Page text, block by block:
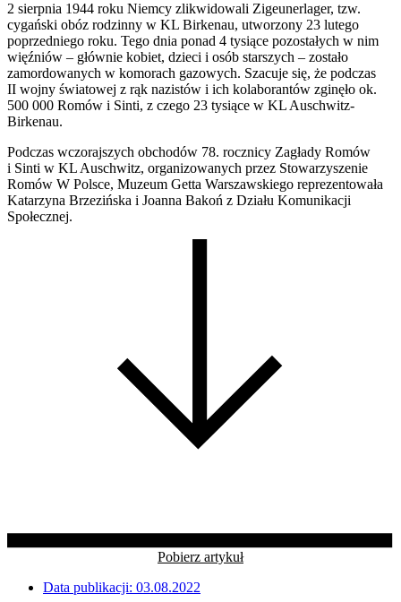
2 sierpnia 1944 roku Niemcy zlikwidowali Zigeunerlager, tzw.
cygański obóz rodzinny w KL Birkenau, utworzony 23 lutego
poprzedniego roku. Tego dnia ponad 4 tysiące pozostałych w nim
więźniów – głównie kobiet, dzieci i osób starszych – zostało
zamordowanych w komorach gazowych. Szacuje się, że podczas
II wojny światowej z rąk nazistów i ich kolaborantów zginęło ok.
500 000 Romów i Sinti, z czego 23 tysiące w KL Auschwitz-
Birkenau.
Podczas wczorajszych obchodów 78. rocznicy Zagłady Romów
i Sinti w KL Auschwitz, organizowanych przez Stowarzyszenie
Romów W Polsce, Muzeum Getta Warszawskiego reprezentowała
Katarzyna Brzezińska i Joanna Bakoń z Działu Komunikacji
Społecznej.
Pobierz artykuł
Data publikacji: 03.08.2022